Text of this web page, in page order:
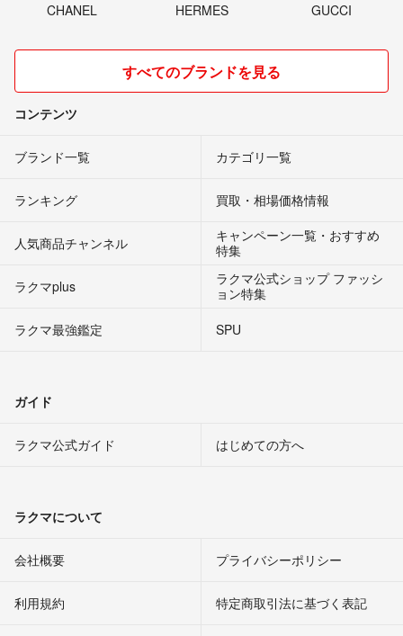
CHANEL HERMES GUCCI
すべてのブランドを見る
コンテンツ
ブランド一覧 カテゴリ一覧
ランキング 買取・相場価格情報
人気商品チャンネル
キャンペーン一覧・おすすめ
特集
ラクマplus
ラクマ公式ショップ ファッシ
ョン特集
ラクマ最強鑑定
SPU
ガイド
ラクマ公式ガイド はじめての方へ
ラクマについて
会社概要 プライバシーポリシー
利用規約 特定商取引法に基づく表記